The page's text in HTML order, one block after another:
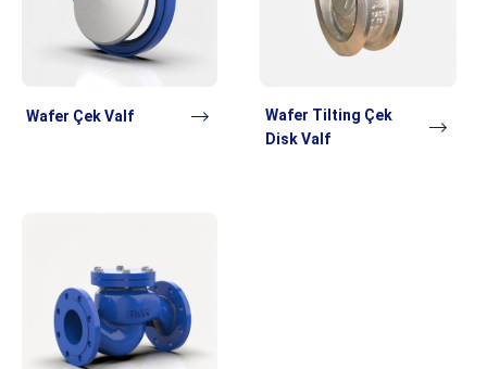
Wafer Çek Valf
Wafer Tilting Çek
Disk Valf